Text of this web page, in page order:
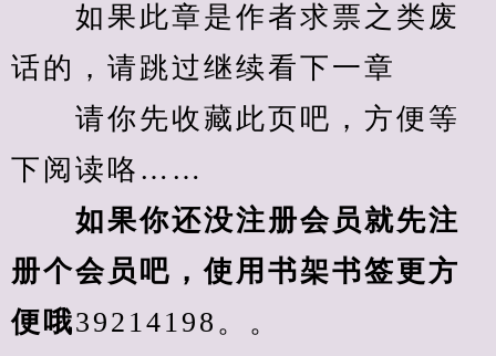
如果此章是作者求票之类废
话的，请跳过继续看下一章
请你先收藏此页吧，方便等
下阅读咯……
如果你还没注册会员就先注
册个会员吧，使用书架书签更方
便哦39214198。。